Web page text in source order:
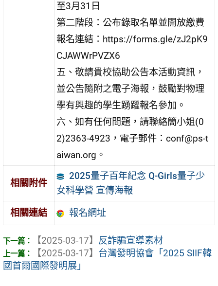
至3月31日
第二階段：公布錄取名單並開放繳費
報名連結：https://forms.gle/zJ2pK9
CJAWWrPVZX6
五、敬請貴校協助公告本活動資訊，
並公告隨附之電子海報，鼓勵對物理
學有興趣的學生踴躍報名參加。
六、如有任何問題，請聯絡簡小姐(0
2)2363-4923，電子郵件：conf@ps-t
aiwan.org。
相關附件
2025量子百年紀念 Q-Girls量子少
女科學營 宣傳海報
相關連結 報名網址
【2025-03-17】 反詐騙宣導素材
【2025-03-17】 台灣發明協會「2025 SIIF韓
國首爾國際發明展」